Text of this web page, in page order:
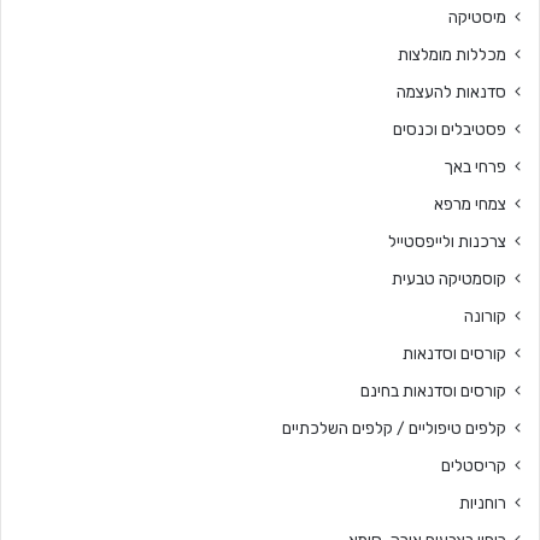
מיסטיקה
מכללות מומלצות
סדנאות להעצמה
פסטיבלים וכנסים
פרחי באך
צמחי מרפא
צרכנות ולייפסטייל
קוסמטיקה טבעית
קורונה
קורסים וסדנאות
קורסים וסדנאות בחינם
קלפים טיפוליים / קלפים השלכתיים
קריסטלים
רוחניות